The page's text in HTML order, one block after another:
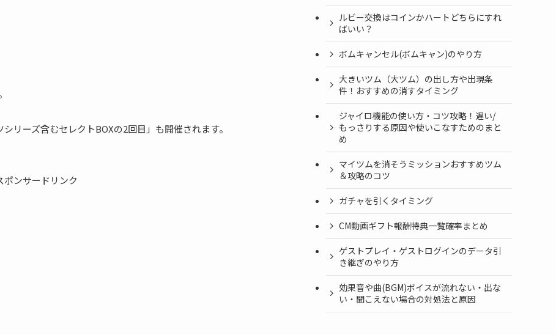
リーズ含むセレクトBOXの2回目」も開催されます。
ポンサードリンク
ルビー交換はコインかハートどちらにすれ
ばいい？
ボムキャンセル(ボムキャン)のやり方
大きいツム（大ツム）の出し方や出現条
件！おすすめの消すタイミング
ジャイロ機能の使い方・コツ攻略！遅い/
もっさりする原因や使いこなすためのまと
め
マイツムを消そうミッションおすすめツム
＆攻略のコツ
ガチャを引くタイミング
CM動画ギフト報酬特典一覧確率まとめ
ゲストプレイ・ゲストログインのデータ引
き継ぎのやり方
効果音や曲(BGM)ボイスが流れない・出な
い・聞こえない場合の対処法と原因